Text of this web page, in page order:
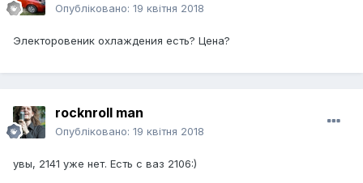
Опубліковано: 19 квітня 2018
Электоровеник охлаждения есть? Цена?
rocknroll man
Опубліковано: 19 квітня 2018
увы, 2141 уже нет. Есть с ваз 2106:)